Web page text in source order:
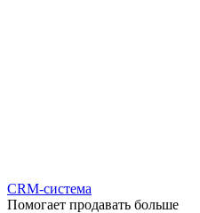
CRM-система
Помогает продавать больше